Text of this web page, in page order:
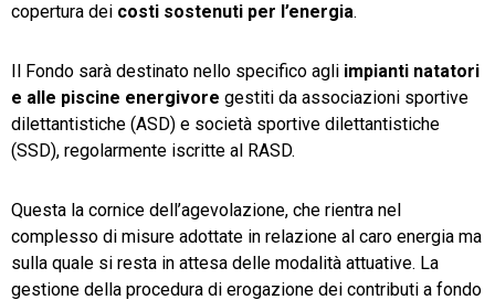
copertura dei costi sostenuti per l’energia.
Il Fondo sarà destinato nello specifico agli impianti natatori
e alle piscine energivore gestiti da associazioni sportive
dilettantistiche (ASD) e società sportive dilettantistiche
(SSD), regolarmente iscritte al RASD.
Questa la cornice dell’agevolazione, che rientra nel
complesso di misure adottate in relazione al caro energia ma
sulla quale si resta in attesa delle modalità attuative. La
gestione della procedura di erogazione dei contributi a fondo